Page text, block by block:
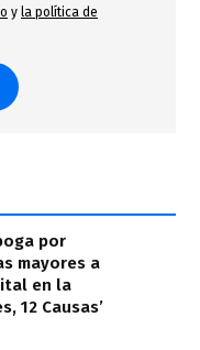
y la política de
por
mayores a
en la
12 Causas’